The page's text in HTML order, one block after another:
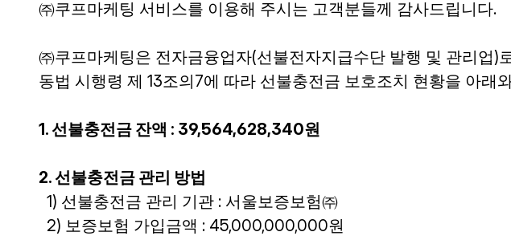
㈜쿠프마케팅 서비스를 이용해 주시는 고객분들께 감사드립니다.
㈜쿠프마케팅은 전자금융업자(선불전자지급수단 발행 및 관리업)
동법 시행령 제 13조의7에 따라 선불충전금 보호조치 현황을 아래
1. 선불충전금 잔액 : 39,564,628,340원
2. 선불충전금 관리 방법
1) 선불충전금 관리 기관 : 서울보증보험㈜
2) 보증보험 가입금액 : 45,000,000,000원